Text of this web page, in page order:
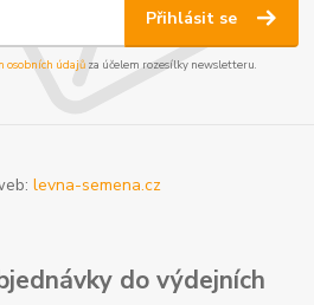
Přihlásit se
osobních údajůza účelem rozesílky newsletteru.
levna-semena.cz
do výdejních